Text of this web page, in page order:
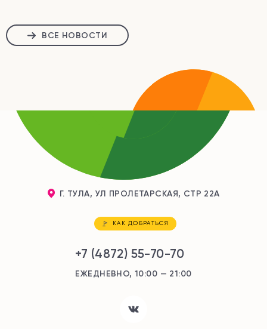
ВСЕ НОВОСТИ
Г. ТУЛА, УЛ ПРОЛЕТАРСКАЯ, СТР 22А
КАК ДОБРАТЬСЯ
+7 (4872) 55-70-70
ЕЖЕДНЕВНО, 10:00 — 21:00